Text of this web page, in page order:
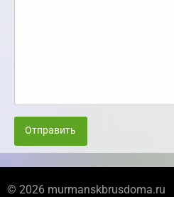
Отправить
© 2026 murmanskbrusdoma.ru